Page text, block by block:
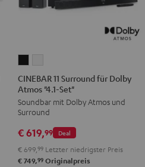
11
Surround
für
Dolby
Atmos
"4.1-
Set"
11
Surround
für
Dolby
Atmos
"4.1-
Set"
CINEBAR 11 Surround für Dolby
Atmos "4.1-Set"
Soundbar mit Dolby Atmos und
Surround
Deal
€ 619,99
€ 699, 99 Letzter niedrigster Preis
€ 749,99 Originalpreis